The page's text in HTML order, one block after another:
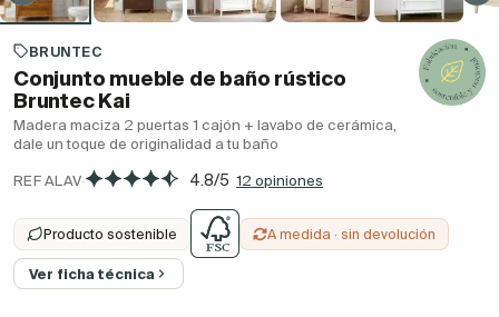
BRUNTEC
Conjunto mueble de baño rústico
Bruntec Kai
Madera maciza 2 puertas 1 cajón + lavabo de cerámica,
dale un toque de originalidad a tu baño
REF ALAV· 4.8/5 12 opiniones
Producto sostenible A medida · sin devolución
Ver ficha técnica